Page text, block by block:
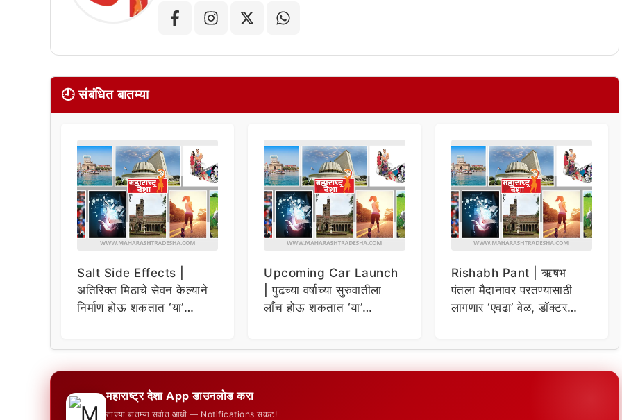
🕘 संबंधित बातम्या
Salt Side Effects |
अतिरिक्त मिठाचे सेवन केल्याने
निर्माण होऊ शकतात ‘या’
Upcoming Car Launch
| पुढच्या वर्षाच्या सुरुवातीला
लाँच होऊ शकतात ‘या’
Rishabh Pant | ऋषभ
पंतला मैदानावर परतण्यासाठी
लागणार ‘एवढा’ वेळ, डॉक्टर
महाराष्ट्र देशा App डाउनलोड करा
ताज्या बातम्या सर्वात आधी — Notifications सकट!